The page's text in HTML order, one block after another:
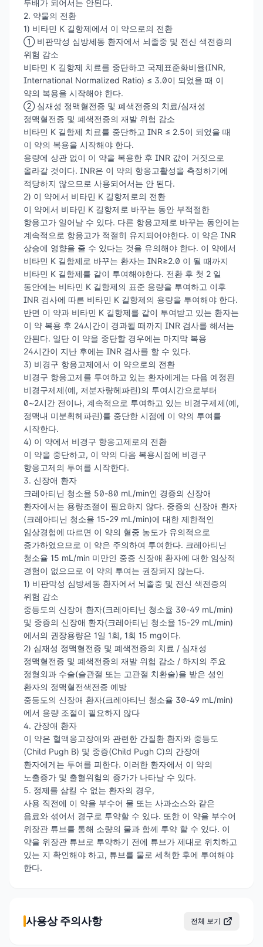
두배가 되어서는 안된다.
2. 약물의 전환
1) 비타민 K 길항제에서 이 약으로의 전환
① 비판막성 심방세동 환자에서 뇌졸중 및 전신 색전증의
위험 감소
비타민 K 길항제 치료를 중단하고 국제표준화비율(INR,
International Normalized Ratio) ≤ 3.0이 되었을 때 이
약의 복용을 시작해야 한다.
② 심재성 정맥혈전증 및 폐색전증의 치료/심재성
정맥혈전증 및 폐색전증의 재발 위험 감소
비타민 K 길항제 치료를 중단하고 INR ≤ 2.5이 되었을 때
이 약의 복용을 시작해야 한다.
용량에 상관 없이 이 약을 복용한 후 INR 값이 거짓으로
올라갈 것이다. INR은 이 약의 항응고활성을 측정하기에
적당하지 않으므로 사용되어서는 안 된다.
2) 이 약에서 비타민 K 길항제로의 전환
이 약에서 비타민 K 길항제로 바꾸는 동안 부적절한
항응고가 일어날 수 있다. 다른 항응고제로 바꾸는 동안에는
계속적으로 항응고가 적절히 유지되어야한다. 이 약은 INR
상승에 영향을 줄 수 있다는 것을 유의해야 한다. 이 약에서
비타민 K 길항제로 바꾸는 환자는 INR≥2.0 이 될 때까지
비타민 K 길항제를 같이 투여해야한다. 전환 후 첫 2 일
동안에는 비타민 K 길항제의 표준 용량을 투여하고 이후
INR 검사에 따른 비타민 K 길항제의 용량을 투여해야 한다.
반면 이 약과 비타민 K 길항제를 같이 투여받고 있는 환자는
이 약 복용 후 24시간이 경과될 때까지 INR 검사를 해서는
안된다. 일단 이 약을 중단할 경우에는 마지막 복용
24시간이 지난 후에는 INR 검사를 할 수 있다.
3) 비경구 항응고제에서 이 약으로의 전환
비경구 항응고제를 투여하고 있는 환자에게는 다음 예정된
비경구제제(예, 저분자량헤파린)의 투여시간으로부터
0~2시간 전이나, 계속적으로 투여하고 있는 비경구제제(예,
정맥내 미분획헤파린)를 중단한 시점에 이 약의 투여를
시작한다.
4) 이 약에서 비경구 항응고제로의 전환
이 약을 중단하고, 이 약의 다음 복용시점에 비경구
항응고제의 투여를 시작한다.
3. 신장애 환자
크레아티닌 청소율 50-80 mL/min인 경증의 신장애
환자에서는 용량조절이 필요하지 않다. 중증의 신장애 환자
(크레아티닌 청소율 15-29 mL/min)에 대한 제한적인
임상경험에 따르면 이 약의 혈중 농도가 유의적으로
증가하였으므로 이 약은 주의하여 투여한다. 크레아티닌
청소율 15 mL/min 미만인 중증 신장애 환자에 대한 임상적
경험이 없으므로 이 약의 투여는 권장되지 않는다.
1) 비판막성 심방세동 환자에서 뇌졸중 및 전신 색전증의
위험 감소
중등도의 신장애 환자(크레아티닌 청소율 30-49 mL/min)
및 중증의 신장애 환자(크레아티닌 청소율 15-29 mL/min)
에서의 권장용량은 1일 1회, 1회 15 mg이다.
2) 심재성 정맥혈전증 및 폐색전증의 치료 / 심재성
정맥혈전증 및 폐색전증의 재발 위험 감소 / 하지의 주요
정형외과 수술(슬관절 또는 고관절 치환술)을 받은 성인
환자의 정맥혈전색전증 예방
중등도의 신장애 환자(크레아티닌 청소율 30-49 mL/min)
에서 용량 조절이 필요하지 않다
4. 간장애 환자
이 약은 혈액응고장애와 관련한 간질환 환자와 중등도
(Child Pugh B) 및 중증(Child Pugh C)의 간장애
환자에게는 투여를 피한다. 이러한 환자에서 이 약의
노출증가 및 출혈위험의 증가가 나타날 수 있다.
5. 정제를 삼킬 수 없는 환자의 경우,
사용 직전에 이 약을 부수어 물 또는 사과소스와 같은
음료와 섞어서 경구로 투약할 수 있다. 또한 이 약을 부수어
위장관 튜브를 통해 소량의 물과 함께 투약 할 수 있다. 이
약을 위장관 튜브로 투약하기 전에 튜브가 제대로 위치하고
있는 지 확인해야 하고, 튜브를 물로 세척한 후에 투여해야
한다.
사용상 주의사항 전체 보기